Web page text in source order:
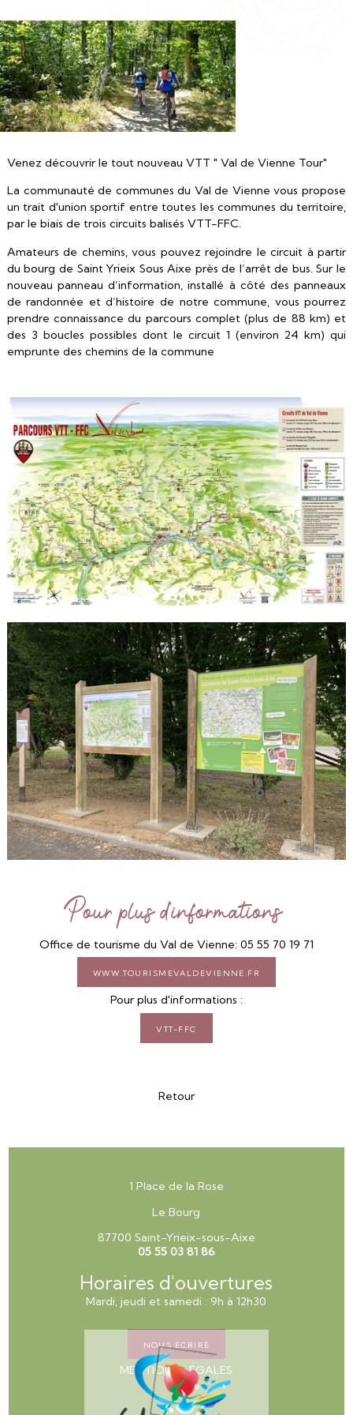
Venez découvrir le tout nouveau VTT " Val de Vienne Tour"
La communauté de communes du Val de Vienne vous propose
un trait d'union sportif entre toutes les communes du territoire,
par le biais de trois circuits balisés VTT-FFC.
Amateurs de chemins, vous pouvez rejoindre le circuit à partir
du bourg de Saint Yrieix Sous Aixe près de l’arrêt de bus. Sur le
nouveau panneau d’information, installé à côté des panneaux
de randonnée et d’histoire de notre commune, vous pourrez
prendre connaissance du parcours complet (plus de 88 km) et
des 3 boucles possibles dont le circuit 1 (environ 24 km) qui
emprunte des chemins de la commune
Pour plus d'informations
Office de tourisme du Val de Vienne: 05 55 70 19 71
www.tourismevaldevienne.fr
Pour plus d'informations :
VTT-FFC
Retour
1 Place de la Rose
Le Bourg
87700 Saint-Yrieix-sous-Aixe
05 55 03 81 86
Horaires d'ouvertures
Mardi, jeudi et samedi : 9h à 12h30
NOUS ECRIRE
MENTIONS LÉGALES